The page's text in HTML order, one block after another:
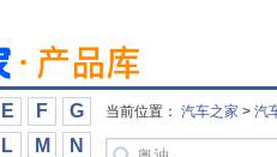
E F
G
L M
N
当前位置： 汽车之家 > 汽